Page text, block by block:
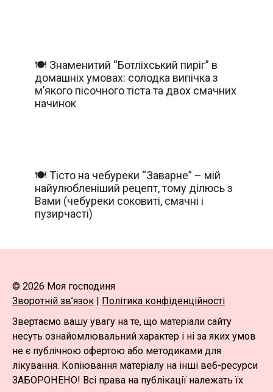
🍽️ Знаменитий “Ботліхський пиріг” в
домашніх умовах: солодка випічка з
м’якого пісочного тіста та двох смачних
начинок
🍽️ Тісто на чебуреки “Заварне” – мій
найулюбленіший рецепт, тому ділюсь з
Вами (чебуреки соковиті, смачні і
пузирчасті)
© 2026 Моя господиня
Зворотній зв’язок | Політика конфіденційності
Звертаємо вашу увагу на те, що матеріали сайту
несуть ознайомлювальний характер і ні за яких умов
не є публічною офертою або методиками для
лікування. Копіювання матеріалу на інші веб-ресурси
ЗАБОРОНЕНО! Всі права на публікації належать їх